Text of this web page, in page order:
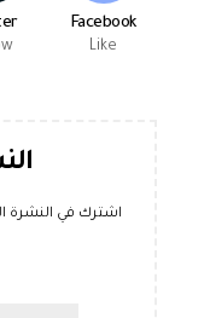
Facebook
Like
اشترك في النشرة